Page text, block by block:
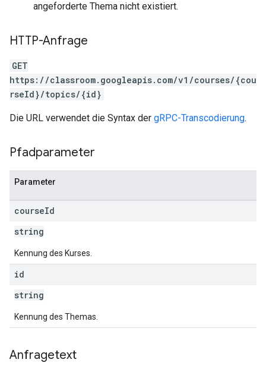
angeforderte Thema nicht existiert.
HTTP-Anfrage
GET
https://classroom.googleapis.com/v1/courses/{cou
rseId}/topics/{id}
Die URL verwendet die Syntax der gRPC-Transcodierung.
Pfadparameter
Parameter
courseId
string
Kennung des Kurses.
id
string
Kennung des Themas.
Anfragetext